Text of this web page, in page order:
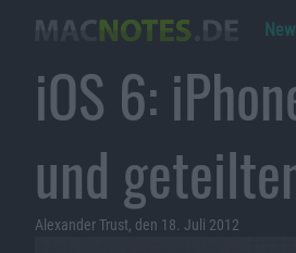
iOS 6:
und
Alexander Trust, den 18. Juli 2012